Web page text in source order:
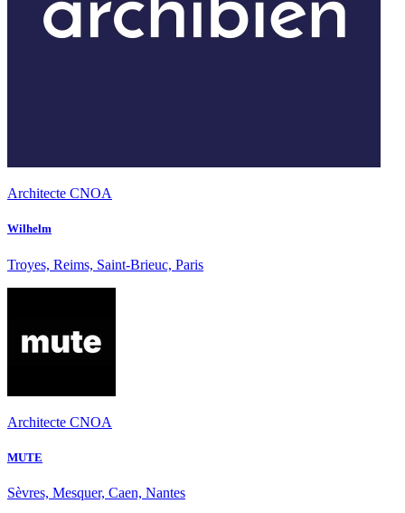
Architecte CNOA
Wilhelm
Troyes, Reims, Saint-Brieuc, Paris
Architecte CNOA
MUTE
Sèvres, Mesquer, Caen, Nantes